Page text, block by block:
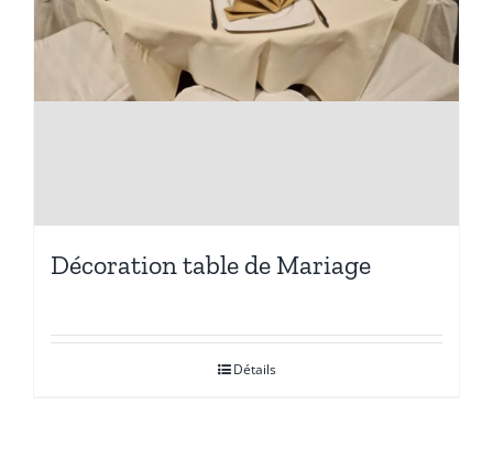
Décoration table de Mariage
Détails